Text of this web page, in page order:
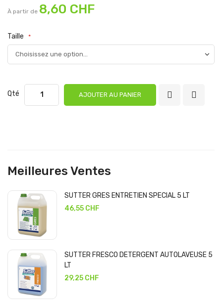
À partir de 8,60 CHF
Taille
Qté AJOUTER AU PANIER
Meilleures Ventes
SUTTER GRES ENTRETIEN SPECIAL 5 LT
46,55 CHF
SUTTER FRESCO DETERGENT AUTOLAVEUSE 5
LT
29,25 CHF